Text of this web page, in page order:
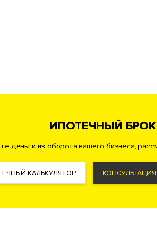
Консьерж служба
Видеонаблюдение
территория
ИПОТЕЧНЫЙ
деньги из оборота вашего бизнеса,
КАЛЬКУЛЯТОР